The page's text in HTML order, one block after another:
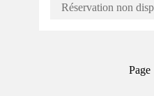
Réservation non
Page